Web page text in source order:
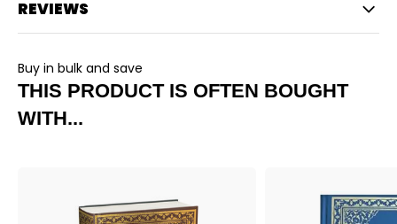
REVIEWS
Buy in bulk and save
THIS PRODUCT IS OFTEN BOUGHT
WITH...